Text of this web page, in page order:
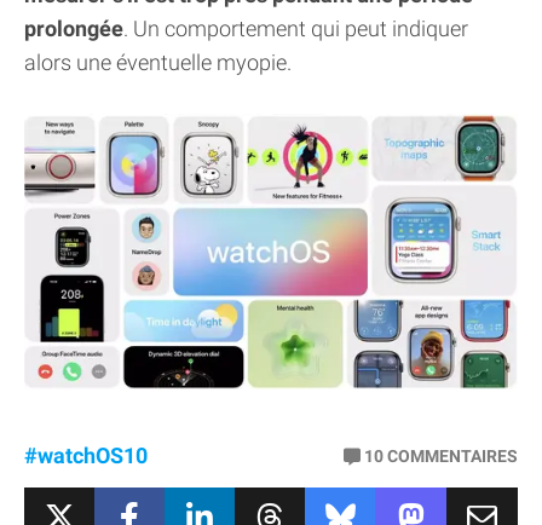
prolongée. Un comportement qui peut indiquer
alors une éventuelle myopie.
#watchOS10 10COMMENTAIRES